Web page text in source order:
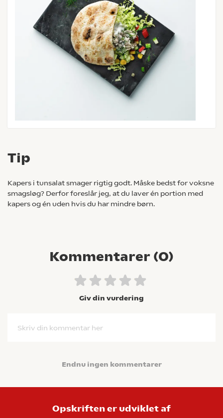
Tip
Kapers i tunsalat smager rigtig godt. Måske bedst for voksne
smagsløg? Derfor foreslår jeg, at du laver én portion med
kapers og én uden hvis du har mindre børn.
Kommentarer (0)
Giv din vurdering
Skriv din kommentar her
Endnu ingen kommentarer
Opskriften er udviklet af